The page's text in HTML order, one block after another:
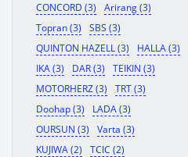
CONCORD (3)
Arirang (3)
Topran (3)
SBS (3)
QUINTON HAZELL (3)
HALLA (3)
IKA (3)
DAR (3)
TEIKIN (3)
MOTORHERZ (3)
TRT (3)
Doohap (3)
LADA (3)
OURSUN (3)
Varta (3)
KUJIWA (2)
TCIC (2)